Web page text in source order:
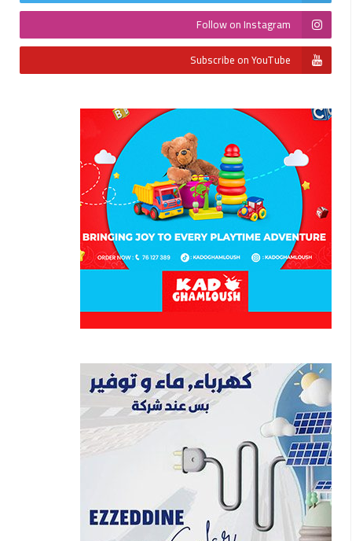
Follow on Instagram
Subscribe on YouTube